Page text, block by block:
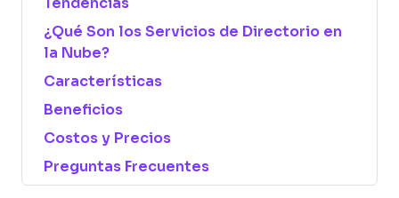
Tendencias
¿Qué Son los Servicios de Directorio en
la Nube?
Características
Beneficios
Costos y Precios
Preguntas Frecuentes